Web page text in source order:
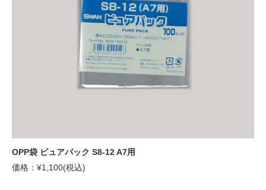
OPP袋 ピュアパック S8-12 A7用
価格：¥1,100(税込)